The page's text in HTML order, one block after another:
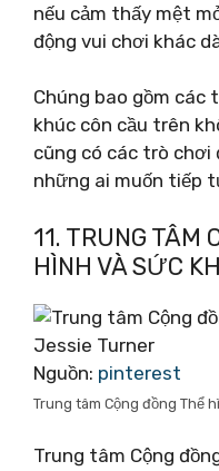
nếu cảm thấy mệt
động vui chơi khác
Chúng bao gồm các
khúc côn cầu trên
cũng có các trò chơi
những ai muốn tiếp
11. TRUNG TÂM
HÌNH VÀ SỨC
Nguồn: pinterest
Trung tâm Cộng đồng Thể
Trung tâm Cộng